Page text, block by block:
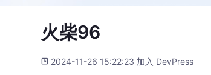
火柴96
2024-11-26 15:22:23 加入 DevPress